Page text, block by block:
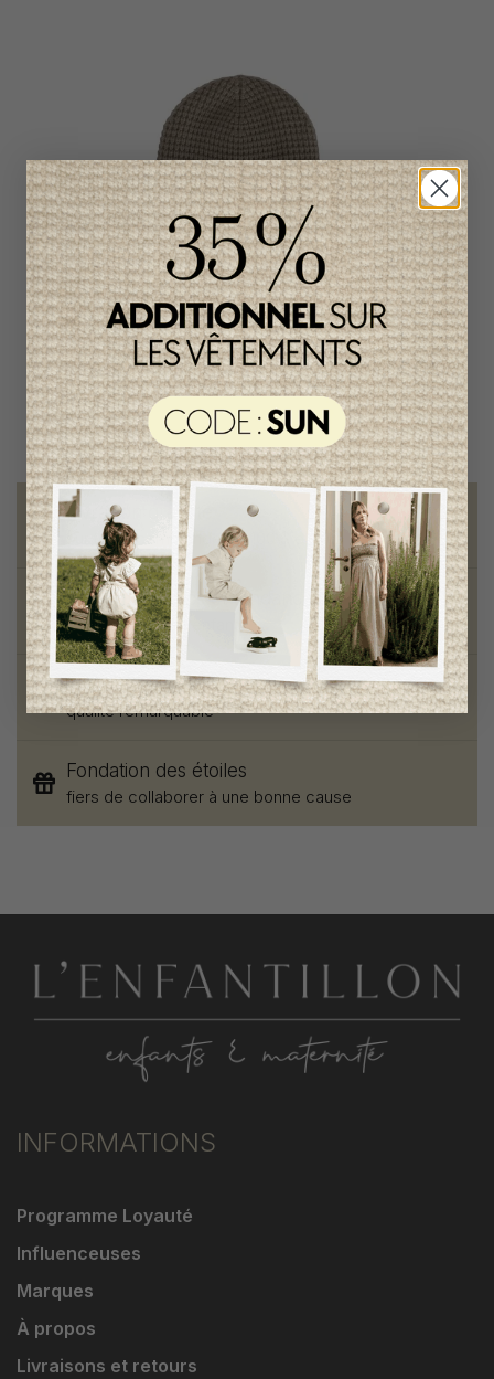
Tuque en Tricot Calikids
26,95$CA
Livraison gratuite
sur toute commande de 100 $ et plus
Vêtements chics et tendances
pour mamans et enfants
Style et élégance
qualité remarquable
Fondation des étoiles
fiers de collaborer à une bonne cause
INFORMATIONS
Programme Loyauté
Influenceuses
Marques
À propos
Livraisons et retours